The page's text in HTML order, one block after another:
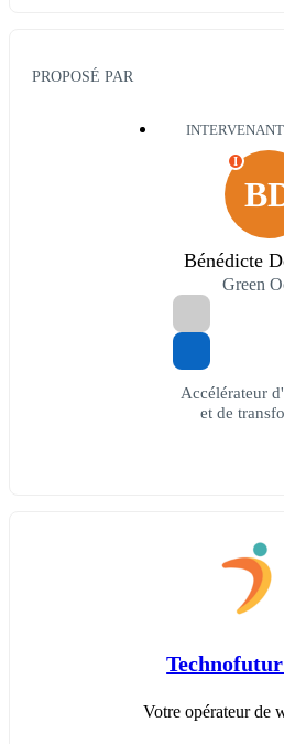
PROPOSÉ PAR
I
Bénédicte
Green
Accélérateur
et de
Votre opérateur de